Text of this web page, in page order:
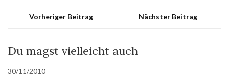
Vorheriger Beitrag Nächster Beitrag
Du magst vielleicht auch
30/11/2010